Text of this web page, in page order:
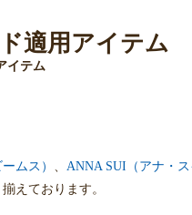
適用アイテム
イテム
ムス） 、 ANNA SUI（アナ・ス
えております。